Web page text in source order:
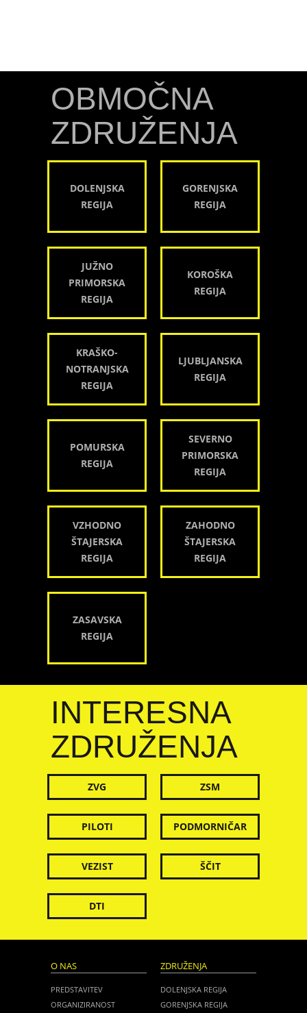
OBMOČNA
ZDRUŽENJA
DOLENJSKA
REGIJA
GORENJSKA
REGIJA
JUŽNO
PRIMORSKA
REGIJA
KOROŠKA
REGIJA
KRAŠKO-
NOTRANJSKA
REGIJA
LJUBLJANSKA
REGIJA
POMURSKA
REGIJA
SEVERNO
PRIMORSKA
REGIJA
VZHODNO
ŠTAJERSKA
REGIJA
ZAHODNO
ŠTAJERSKA
REGIJA
ZASAVSKA
REGIJA
INTERESNA
ZDRUŽENJA
ZVG ZSM
PILOTI PODMORNIČAR
VEZIST ŠČIT
DTI
O NAS
PREDSTAVITEV
ORGANIZIRANOST
ZDRUŽENJA
DOLENJSKA REGIJA
GORENJSKA REGIJA